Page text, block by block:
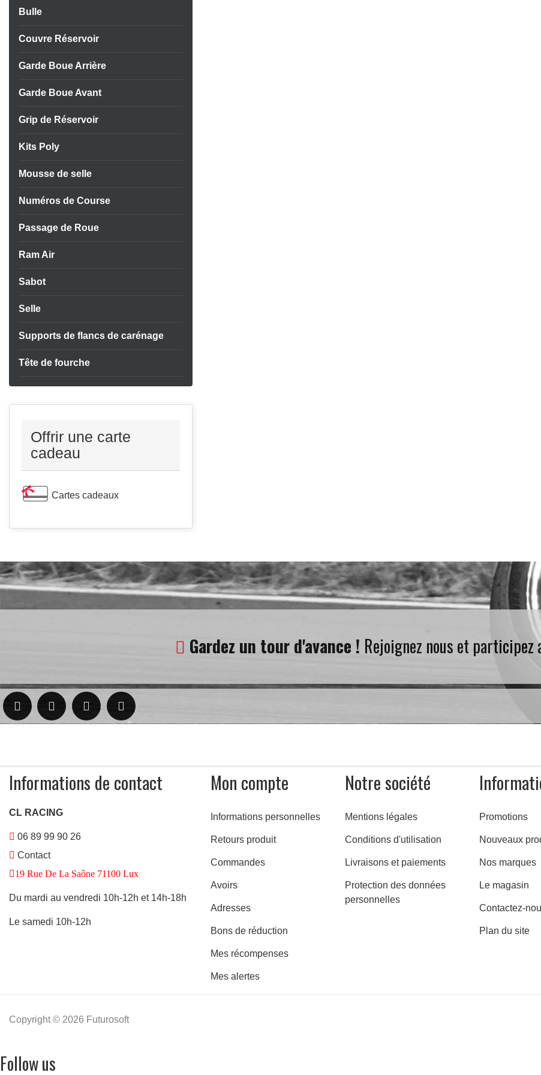
Bulle
Couvre Réservoir
Garde Boue Arrière
Garde Boue Avant
Grip de Réservoir
Kits Poly
Mousse de selle
Numéros de Course
Passage de Roue
Ram Air
Sabot
Selle
Supports de flancs de carénage
Tête de fourche
Offrir une carte
cadeau
Cartes cadeaux
Gardez un tour d'avance ! Rejoignez nous et participez
Informations de contact
CL RACING
06 89 99 90 26
Contact
19 Rue De La Saône 71100 Lux
Du mardi au vendredi 10h-12h et 14h-18h
Le samedi 10h-12h
Mon compte
Informations personnelles
Retours produit
Commandes
Avoirs
Adresses
Bons de réduction
Mes récompenses
Mes alertes
Notre société
Mentions légales
Conditions d'utilisation
Livraisons et paiements
Protection des données
personnelles
Promotions
Nouveaux
Nos marques
Le magasin
Contactez-
Plan du site
Copyright © 2026 Futurosoft
Follow us